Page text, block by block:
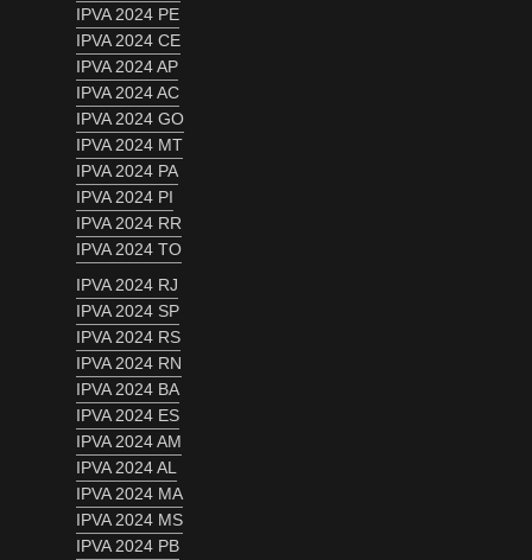
IPVA 2024 PE
IPVA 2024 CE
IPVA 2024 AP
IPVA 2024 AC
IPVA 2024 GO
IPVA 2024 MT
IPVA 2024 PA
IPVA 2024 PI
IPVA 2024 RR
IPVA 2024 TO
IPVA 2024 RJ
IPVA 2024 SP
IPVA 2024 RS
IPVA 2024 RN
IPVA 2024 BA
IPVA 2024 ES
IPVA 2024 AM
IPVA 2024 AL
IPVA 2024 MA
IPVA 2024 MS
IPVA 2024 PB